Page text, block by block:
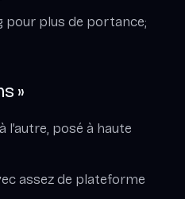
pour plus de portance;
»
l’autre, posé à haute
assez de plateforme